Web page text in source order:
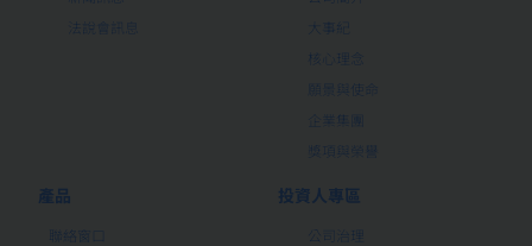
法說會訊息
大事紀
核心理念
願景與使命
企業集團
獎項與榮譽
產品
聯絡窗口
投資人專區
公司治理